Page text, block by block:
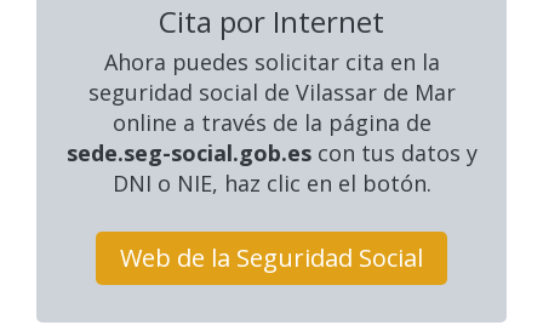
Cita por Internet
Ahora puedes solicitar cita en la
seguridad social de Vilassar de Mar
online a través de la página de
sede.seg-social.gob.escon tus datos y
DNI o NIE, haz clic en el botón.
Web de la Seguridad Social